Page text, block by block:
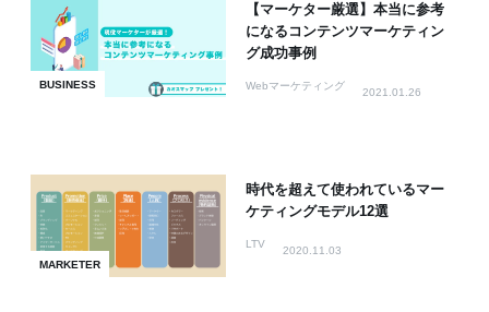
BUSINESS
【マーケター厳選】本当に参考
になるコンテンツマーケティン
グ成功事例
Webマーケティング
2021.01.26
MARKETER
時代を超えて使われているマー
ケティングモデル12選
LTV
2020.11.03